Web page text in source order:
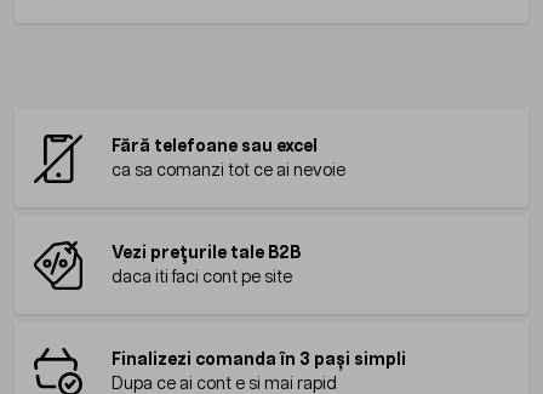
Fără telefoane sau excel
ca sa comanzi tot ce ai nevoie
Vezi prețurile tale B2B
daca iti faci cont pe site
Finalizezi comanda în 3 pași simpli
Dupa ce ai cont e si mai rapid